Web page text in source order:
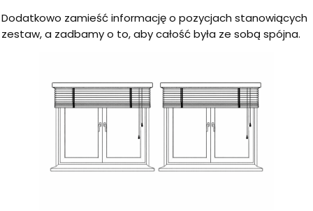
Dodatkowo zamieść informację o pozycjach stanowiących
zestaw, a zadbamy o to, aby całość była ze sobą spójna.